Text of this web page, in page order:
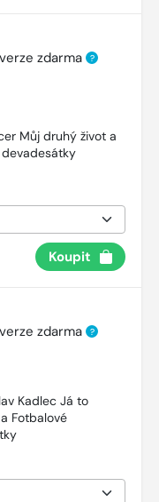
zdarma ?
Můj druhý život a
Koupit
zdarma ?
Kadlec Já to
Fotbalové